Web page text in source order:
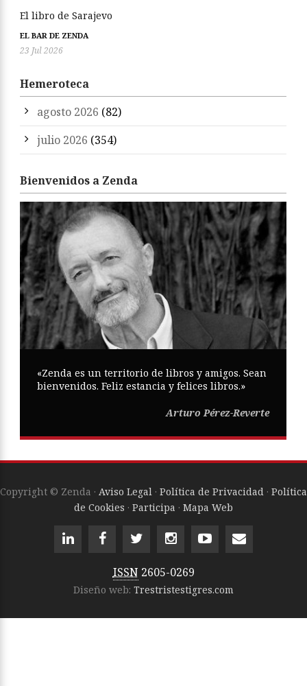
El libro de Sarajevo
EL BAR DE ZENDA
23 Jul 2026
Hemeroteca
agosto 2026 (82)
julio 2026 (354)
Bienvenidos a Zenda
«Zenda es un territorio de libros y amigos. Sean
bienvenidos. Feliz estancia y felices libros.»
Arturo Pérez-Reverte
Copyright © Zenda · Aviso Legal · Política de Privacidad · Política
de Cookies · Participa · Mapa Web
ISSN 2605-0269
Diseño web: Trestristestigres.com